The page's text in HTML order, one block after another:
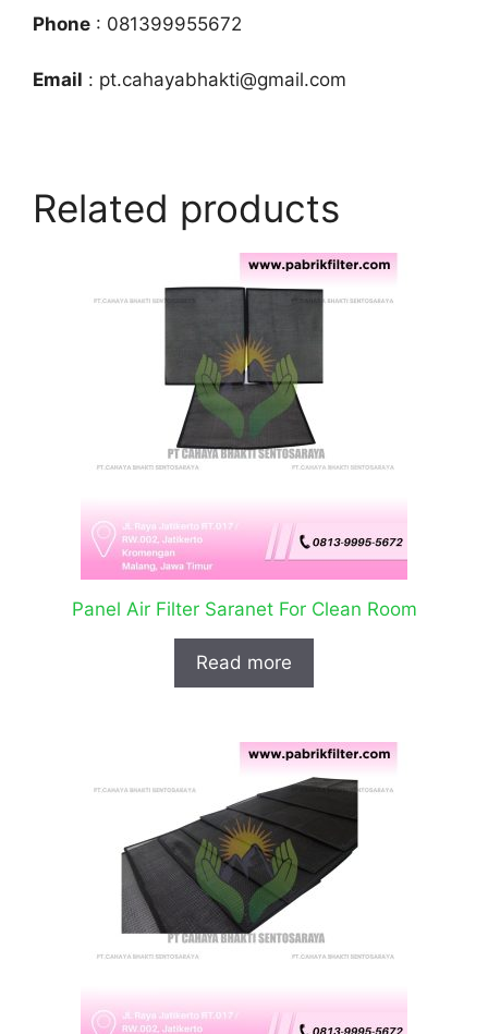
Phone : 081399955672
Email : pt.cahayabhakti@gmail.com
Related products
Panel Air Filter Saranet For Clean Room
Read more